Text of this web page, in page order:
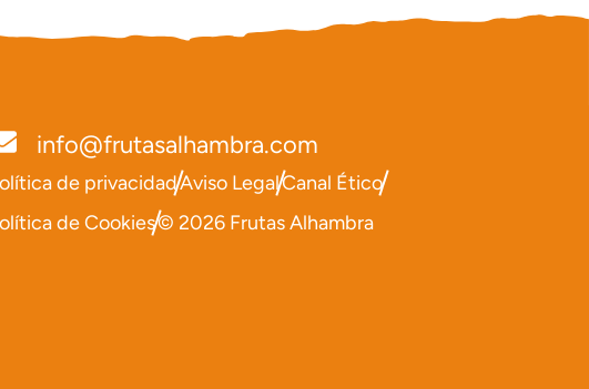
info@frutasalhambra.com
de privacidadAviso LegalCanal Ético
de Cookies© 2026 Frutas Alhambra